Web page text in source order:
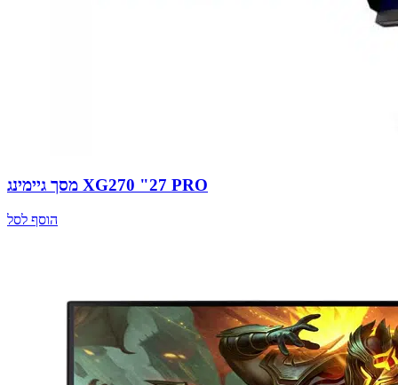
מסך גיימינג XG270 "27 PRO
הוסף לסל